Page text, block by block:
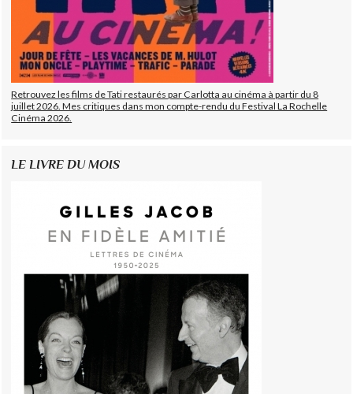
Retrouvez les films de Tati restaurés par Carlotta au cinéma à partir du 8
juillet 2026. Mes critiques dans mon compte-rendu du Festival La Rochelle
Cinéma 2026.
LE LIVRE DU MOIS